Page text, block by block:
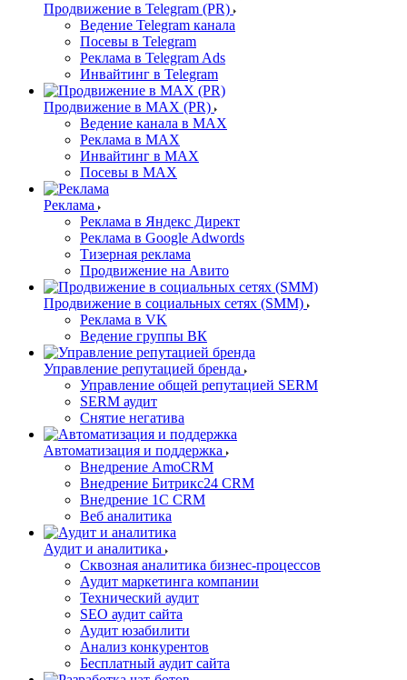
Продвижение в Telegram (PR)
Ведение Telegram канала
Посевы в Telegram
Реклама в Telegram Ads
Инвайтинг в Telegram
Продвижение в MAX (PR)
Ведение канала в MAX
Реклама в MAX
Инвайтинг в MAX
Посевы в MAX
Реклама
Реклама в Яндекс Директ
Реклама в Google Adwords
Тизерная реклама
Продвижение на Авито
Продвижение в социальных сетях (SMM)
Реклама в VK
Ведение группы ВК
Управление репутацией бренда
Управление общей репутацией SERM
SERM аудит
Снятие негатива
Автоматизация и поддержка
Внедрение AmoCRM
Внедрение Битрикс24 CRM
Внедрение 1C CRM
Веб аналитика
Аудит и аналитика
Сквозная аналитика бизнес-процессов
Аудит маркетинга компании
Технический аудит
SEO аудит сайта
Аудит юзабилити
Анализ конкурентов
Бесплатный аудит сайта